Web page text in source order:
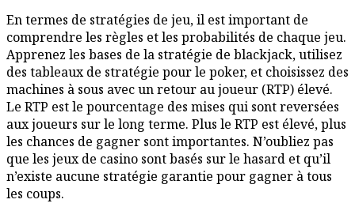
En termes de stratégies de jeu, il est important de
comprendre les règles et les probabilités de chaque jeu.
Apprenez les bases de la stratégie de blackjack, utilisez
des tableaux de stratégie pour le poker, et choisissez des
machines à sous avec un retour au joueur (RTP) élevé.
Le RTP est le pourcentage des mises qui sont reversées
aux joueurs sur le long terme. Plus le RTP est élevé, plus
les chances de gagner sont importantes. N’oubliez pas
que les jeux de casino sont basés sur le hasard et qu’il
n’existe aucune stratégie garantie pour gagner à tous
les coups.